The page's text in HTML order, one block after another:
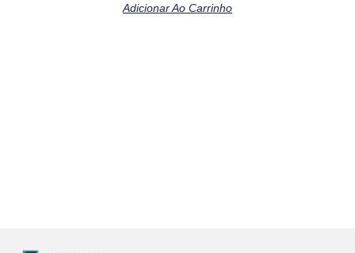
Adicionar Ao Carrinho